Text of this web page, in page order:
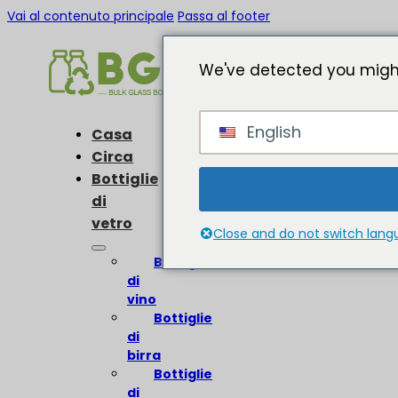
Vai al contenuto principale Passa al footer
Casa
Circa
Bottiglie
di
vetro
Bottiglie
di
vino
Bottiglie
di
birra
Bottiglie
di
We've detected you
English
Close and do not switch